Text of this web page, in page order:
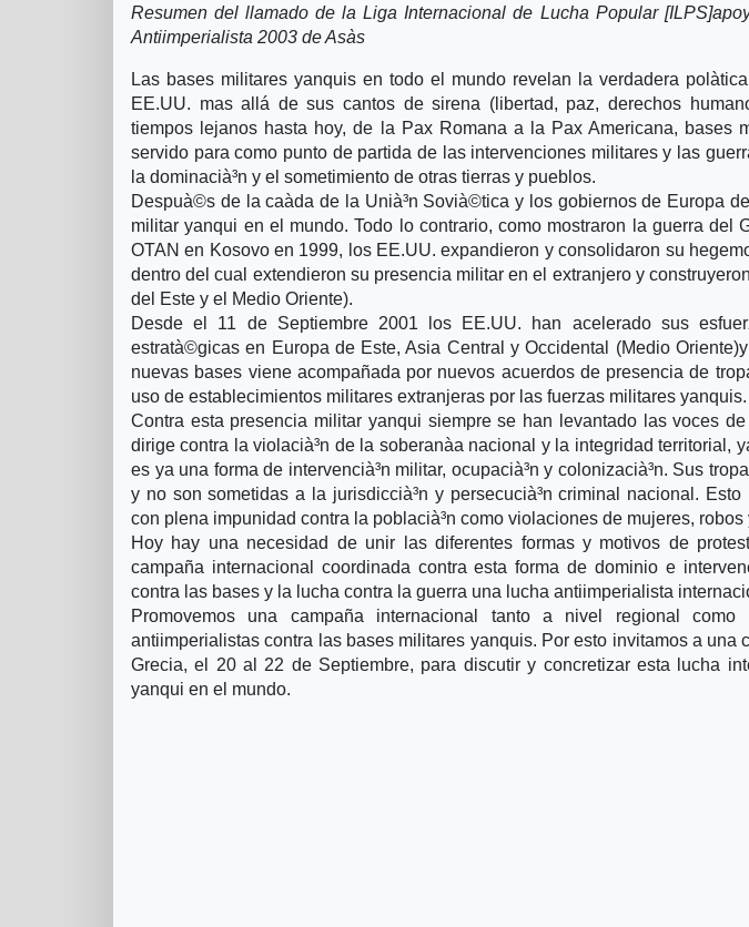
Resumen del llamado de la Liga Internacional de Lucha Popular
Antiimperialista 2003 de Asà­s
Las bases militares yanquis en todo el mundo revelan la verdadera
EE.UU. mas allá de sus cantos de sirena (libertad, paz, derechos
tiempos lejanos hasta hoy, de la Pax Romana a la Pax Americana, bases
servido para como punto de partida de las intervenciones militares y las
la dominacià³n y el sometimiento de otras tierras y pueblos.
Despuà©s de la caà­da de la Unià³n Sovià©tica y los gobiernos de Europa
militar yanqui en el mundo. Todo lo contrario, como mostraron la guerra del
OTAN en Kosovo en 1999, los EE.UU. expandieron y consolidaron su
dentro del cual extendieron su presencia militar en el extranjero y
del Este y el Medio Oriente).
Desde el 11 de Septiembre 2001 los EE.UU. han acelerado sus
estratà©gicas en Europa de Este, Asia Central y Occidental (Medio
nuevas bases viene acompañada por nuevos acuerdos de presencia de
uso de establecimientos militares extranjeras por las fuerzas militares yanquis.
Contra esta presencia militar yanqui siempre se han levantado las voces
dirige contra la violacià³n de la soberanà­a nacional y la integridad territorial,
es ya una forma de intervencià³n militar, ocupacià³n y colonizacià³n. Sus
y no son sometidas a la jurisdiccià³n y persecucià³n criminal nacional.
con plena impunidad contra la poblacià³n como violaciones de mujeres, robos
Hoy hay una necesidad de unir las diferentes formas y motivos de
campaña internacional coordinada contra esta forma de dominio e
contra las bases y la lucha contra la guerra una lucha antiimperialista
Promovemos una campaña internacional tanto a nivel regional
antiimperialistas contra las bases militares yanquis. Por esto invitamos a una
Grecia, el 20 al 22 de Septiembre, para discutir y concretizar esta lucha
yanqui en el mundo.